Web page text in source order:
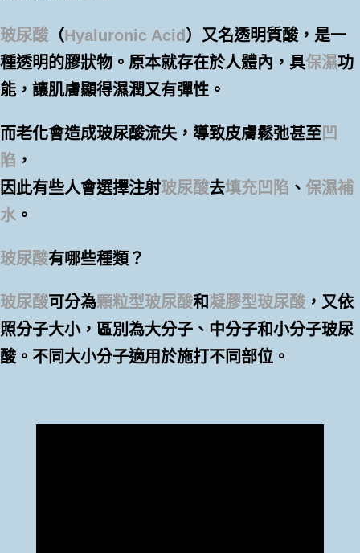
玻尿酸 （Hyaluronic Acid）又名透明質酸，是一
種透明的膠狀物。原本就存在於人體內，具保濕功
能，讓肌膚顯得濕潤又有彈性。
而老化會造成玻尿酸流失，導致皮膚鬆弛甚至凹
陷 ，
因此有些人會選擇注射玻尿酸去填充凹陷 、 保濕補
水 。
玻尿酸有哪些種類？
玻尿酸可分為顆粒型玻尿酸和凝膠型玻尿酸 ，又依
照分子大小，區別為大分子、中分子和小分子玻尿
酸。不同大小分子適用於施打不同部位。